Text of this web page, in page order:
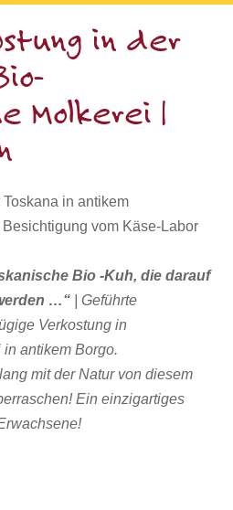
in der
Molkerei |
in antikem
vom Käse-Labor
Bio -Kuh, die darauf
…“ | Geführte
Verkostung in
antikem Borgo.
mit der Natur von diesem
Ein einzigartiges